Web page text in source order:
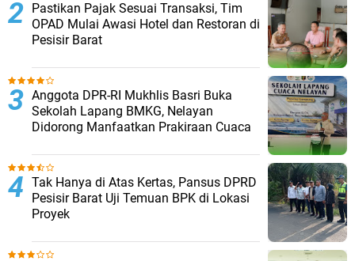
Pastikan Pajak Sesuai Transaksi, Tim
OPAD Mulai Awasi Hotel dan Restoran di
Pesisir Barat
Anggota DPR-RI Mukhlis Basri Buka
Sekolah Lapang BMKG, Nelayan
Didorong Manfaatkan Prakiraan Cuaca ‎
Tak Hanya di Atas Kertas, Pansus DPRD
Pesisir Barat Uji Temuan BPK di Lokasi
Proyek ‎